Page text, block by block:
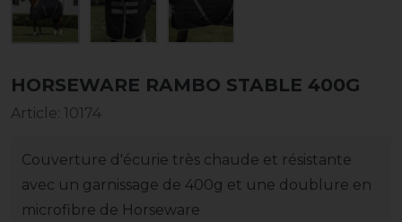
HORSEWARE RAMBO STABLE 400G
Article: 10174
Couverture d'écurie très chaude et résistante
avec un garnissage de 400g et une doublure en
microfibre de Horseware